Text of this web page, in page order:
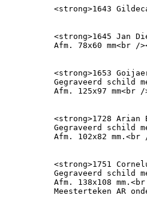
<strong>1643
<strong>1645 Jan
Afm. 78x60
<strong>1653
Gegraveerd schild
Afm. 125x97
<strong>1728
Gegraveerd schild
Afm. 102x82
<strong>1751
Gegraveerd schild
Afm. 138x108
Meesterteken AR